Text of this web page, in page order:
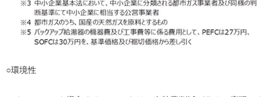
○環境性